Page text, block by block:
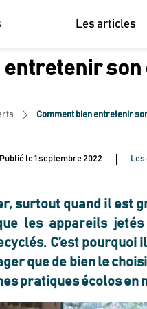
Les articles
entretenir
Comment bien entretenir
Publié le1 septembre 2022 Les
, surtout quand il est
les appareils
C’est
que de bien le
pratiques écolos en